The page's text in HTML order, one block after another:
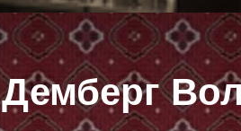
Демберг